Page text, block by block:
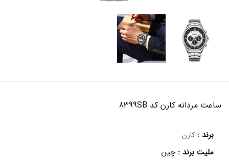
ساعت مردانه کارن کد 8399SB
برند : کارن
ملیت برند :چین